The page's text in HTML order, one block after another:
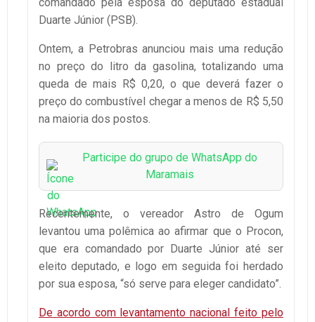
Duarte Júnior (PSB).
Ontem, a Petrobras anunciou mais uma redução
no preço do litro da gasolina, totalizando uma
queda de mais R$ 0,20, o que deverá fazer o
preço do combustível chegar a menos de R$ 5,50
na maioria dos postos.
Participe do grupo de WhatsApp do
Maramais
Recentemente, o vereador Astro de Ogum
levantou uma polêmica ao afirmar que o Procon,
que era comandado por Duarte Júnior até ser
eleito deputado, e logo em seguida foi herdado
por sua esposa, “só serve para eleger candidato”.
De acordo com levantamento nacional feito pelo